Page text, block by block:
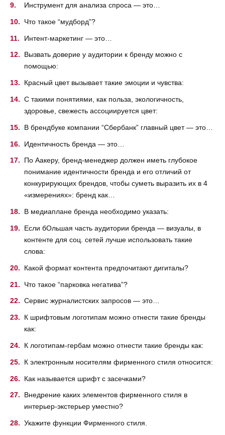
Инструмент для анализа спроса — это…
Что такое “мудборд”?
Интент-маркетинг — это…
Вызвать доверие у аудитории к бренду можно с
помощью:
Красный цвет вызывает такие эмоции и чувства:
С такими понятиями, как польза, экологичность,
здоровье, свежесть ассоциируется цвет:
В брендбуке компании “Сбербанк” главный цвет — это…
Идентичность бренда — это…
По Аакеру, бренд-менеджер должен иметь глубокое
понимание идентичности бренда и его отличий от
конкурирующих брендов, чтобы суметь выразить их в 4
«измерениях»: бренд как…
В медиаплане бренда необходимо указать:
Если бОльшая часть аудитории бренда — визуалы, в
контенте для соц. сетей лучше использовать такие
слова:
Какой формат контента предпочитают дигиталы?
Что такое “парковка негатива”?
Сервис журналистских запросов — это…
К шрифтовым логотипам можно отнести такие бренды
как:
К логотипам-гербам можно отнести такие бренды как:
К электронным носителям фирменного стиля относится:
Как называется шрифт с засечками?
Внедрение каких элементов фирменного стиля в
интерьер-экстерьер уместно?
Укажите функции Фирменного стиля.